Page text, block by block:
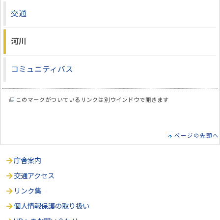
交通
河川
コミュニティバス
このマークがついているリンクは別ウインドウで開きます
ページの先頭へ
庁舎案内
交通アクセス
リンク集
個人情報保護の取り扱い